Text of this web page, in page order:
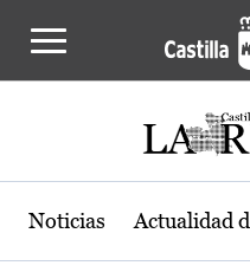
Actualidad de la
Noticias Actualidad